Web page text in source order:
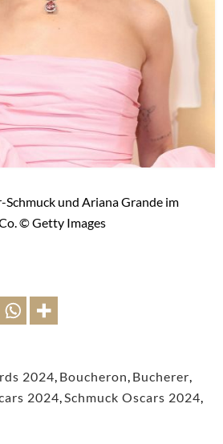
und Ariana Grande im
© Getty Images
2024, Boucheron, Bucherer,
2024,Schmuck Oscars 2024,